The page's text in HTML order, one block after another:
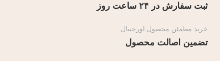
ثبت سفارش در ۲۴ ساعت روز
خرید مطمئن محصول اورجینال
تضمین اصالت محصول